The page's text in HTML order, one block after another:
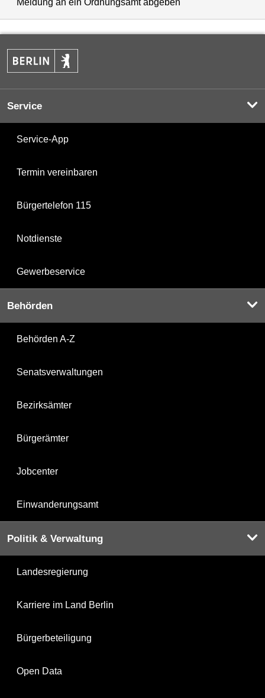
Meldung an ein Ordnungsamt abgeben
Service
Service-App
Termin vereinbaren
Bürgertelefon 115
Notdienste
Gewerbeservice
Behörden
Behörden A-Z
Senatsverwaltungen
Bezirksämter
Bürgerämter
Jobcenter
Einwanderungsamt
Politik & Verwaltung
Landesregierung
Karriere im Land Berlin
Bürgerbeteiligung
Open Data